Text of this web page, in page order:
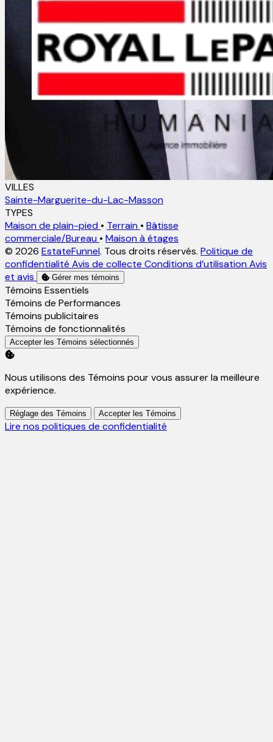
VILLES
Sainte-Marguerite-du-Lac-Masson
TYPES
Maison de plain-pied • Terrain • Bâtisse
commerciale/Bureau • Maison à étages
© 2026 EstateFunnel. Tous droits réservés. Politique de
confidentialité Avis de collecte Conditions d’utilisation Avis
et avis
Gérer mes témoins
Activer
Témoins Essentiels
Activer
Témoins de Performances
Activer
Témoins publicitaires
Activer
Témoins de fonctionnalités
Accepter les Témoins sélectionnés
Nous utilisons des Témoins pour vous assurer la meilleure
expérience.
Réglage des Témoins Accepter les Témoins
Lire nos politiques de confidentialité